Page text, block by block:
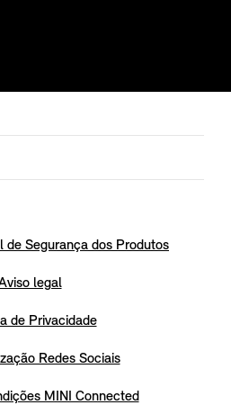
de Segurança dos Produtos
legal
de Privacidade
Redes Sociais
MINI Connected